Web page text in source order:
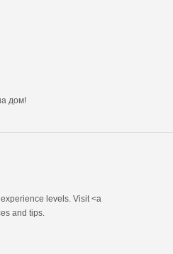
дом!
levels. Visit <a
and tips.